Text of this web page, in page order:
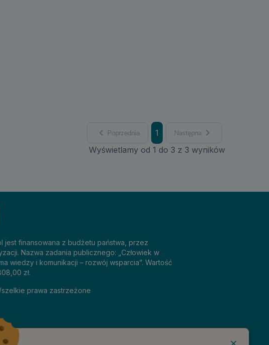
Poprzednia 1 Następna
Wyświetlamy od 1 do 3 z 3 wyników
jest finansowana z budżetu państwa, przez
Nazwa zadania publicznego: „Człowiek w
wiedzy i komunikacji – rozwój wsparcia”. Wartość
zł.
prawa zastrzeżone